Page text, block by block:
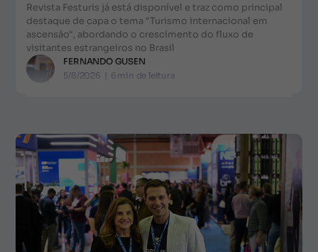
Revista Festuris já está disponível e traz como principal
destaque de capa o tema "Turismo internacional em
ascensão", abordando o crescimento do fluxo de
visitantes estrangeiros no Brasil
FERNANDO GUSEN
5/8/2026 | 6 min de leitura